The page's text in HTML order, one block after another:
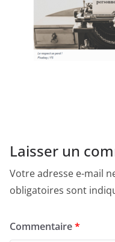
Laisser un
Votre adresse e-mail
obligatoires sont
Commentaire*